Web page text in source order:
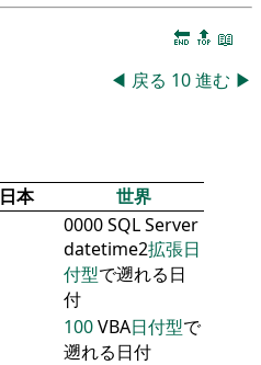
🔚 🔝 📖
◀ 戻る 10進む ▶
日本
世界
0000 SQL Server
datetime2拡張日
付型で遡れる日
付
100VBA日付型で
遡れる日付